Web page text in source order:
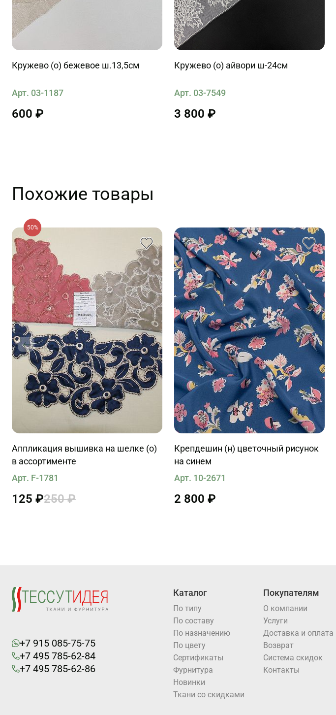
Кружево (о) бежевое ш.13,5см
Арт. 03-1187
600 ₽
Кружево (о) айвори ш-24см
Арт. 03-7549
3 800 ₽
Похожие товары
50%
Аппликация вышивка на шелке (о)
в ассортименте
Арт. F-1781
125 ₽250 ₽
Крепдешин (н) цветочный рисунок
на синем
Арт. 10-2671
2 800 ₽
+7 915 085-75-75
+7 495 785-62-84
+7 495 785-62-86
Каталог
По типу
По составу
По назначению
По цвету
Cертификаты
Фурнитура
Новинки
Ткани со скидками
Покупателям
О компании
Услуги
Доставка и оплата
Возврат
Система скидок
Контакты